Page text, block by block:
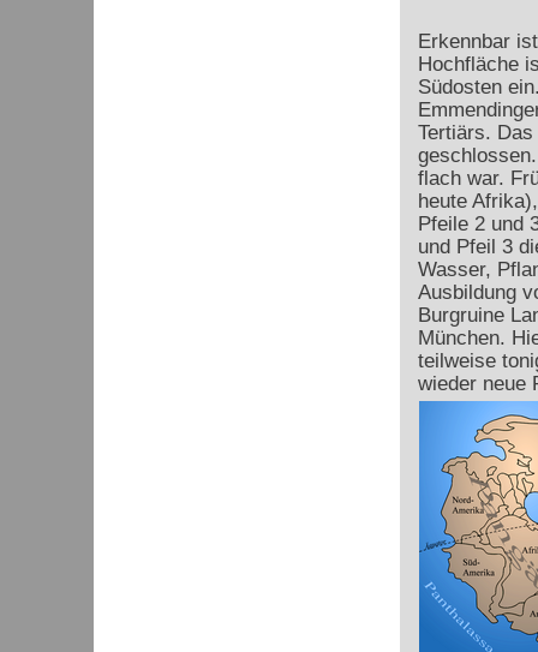
Erkennbar
Hochfläche
Südosten
Tertiärs.
flach war.
heute
Pfeile 2 und
und Pfeil 3
Wasser,
Ausbildung
Burgruine
München.
teilweise
wieder neue